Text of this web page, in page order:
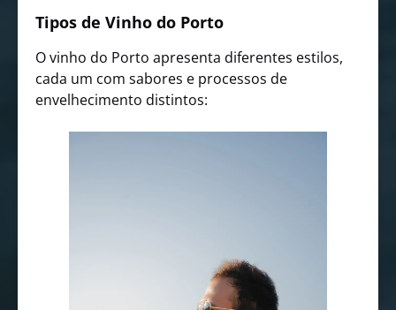
Tipos de Vinho do Porto
O vinho do Porto apresenta diferentes estilos,
cada um com sabores e processos de
envelhecimento distintos: